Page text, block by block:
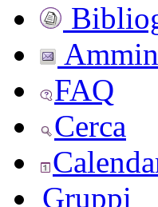
FAQ
Cerca
Gruppi